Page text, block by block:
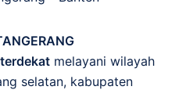
melayani wilayah
selatan, kabupaten